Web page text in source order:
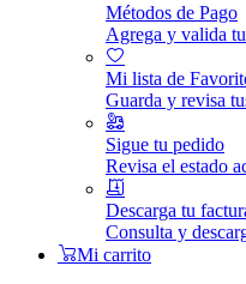
Métodos de Pago
Agrega y valida
Mi lista de
Guarda y revisa
Sigue tu pedido
Revisa el estado
Descarga tu
Consulta y
Mi carrito